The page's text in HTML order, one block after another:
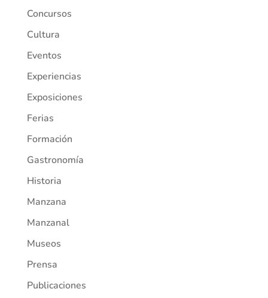
Concursos
Cultura
Eventos
Experiencias
Exposiciones
Ferias
Formación
Gastronomía
Historia
Manzana
Manzanal
Museos
Prensa
Publicaciones